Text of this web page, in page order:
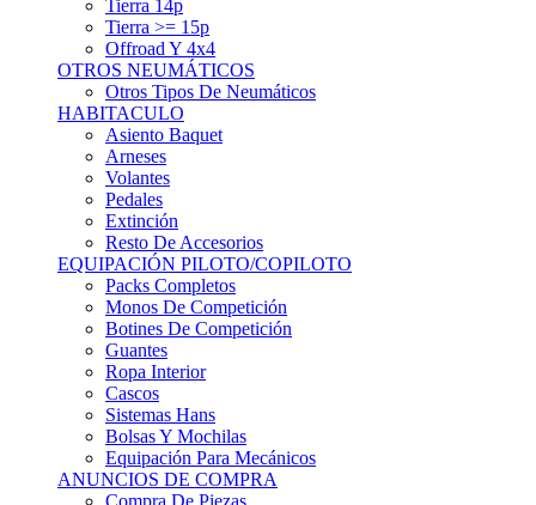
Offroad Y 4x4
OTROS NEUMÁTICOS
Otros Tipos De Neumáticos
HABITACULO
Asiento Baquet
Arneses
Volantes
Pedales
Extinción
Resto De Accesorios
EQUIPACIÓN PILOTO/COPILOTO
Packs Completos
Monos De Competición
Botines De Competición
Guantes
Ropa Interior
Cascos
Sistemas Hans
Bolsas Y Mochilas
Equipación Para Mecánicos
ANUNCIOS DE COMPRA
Compra De Piezas
Compra De Neumáticos